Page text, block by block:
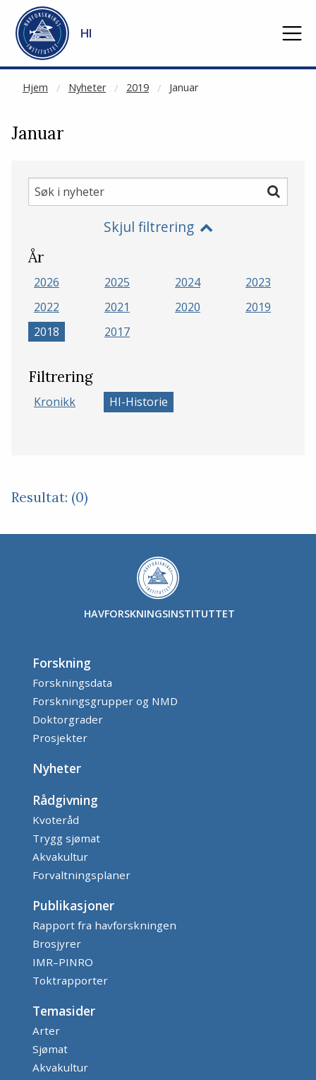
Gå til hovedinnhold
HI
Hjem Nyheter 2019 Januar
NOT CACHED
Januar
Søk
i
Søk
Skjul filtrering
År
2026 2025 2024
2023
2022
2021 2020
2019
2018
2017
Filtrering
Kronikk HI-Historie
Resultat: (0)
HAVFORSKNINGSINSTITUTTET
Forskning
Forskningsdata
Forskningsgrupper og NMD
Doktorgrader
Prosjekter
Nyheter
Rådgivning
Kvoteråd
Trygg sjømat
Akvakultur
Forvaltningsplaner
Publikasjoner
Rapport fra havforskningen
Brosjyrer
IMR–PINRO
Toktrapporter
Temasider
Arter
Sjømat
Akvakultur